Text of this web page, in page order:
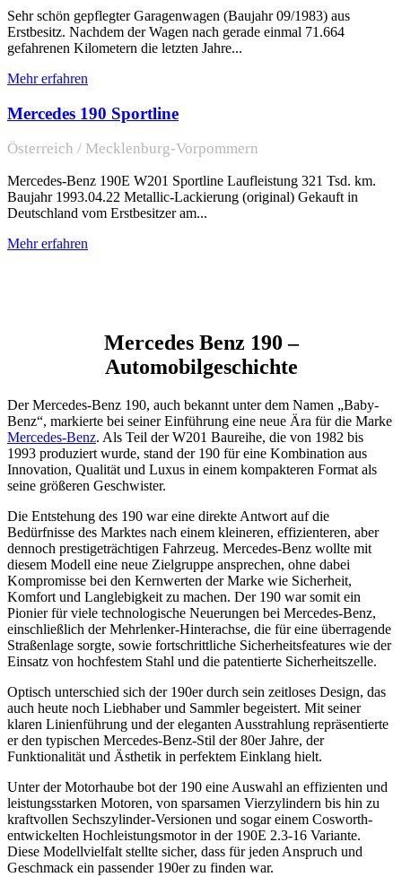
Sehr schön gepflegter Garagenwagen (Baujahr 09/1983) aus
Erstbesitz. Nachdem der Wagen nach gerade einmal 71.664
gefahrenen Kilometern die letzten Jahre...
Mehr erfahren
Mercedes 190 Sportline
Österreich / Mecklenburg-Vorpommern
Mercedes-Benz 190E W201 Sportline Laufleistung 321 Tsd. km.
Baujahr 1993.04.22 Metallic-Lackierung (original) Gekauft in
Deutschland vom Erstbesitzer am...
Mehr erfahren
Mercedes Benz 190 –
Automobilgeschichte
Der Mercedes-Benz 190, auch bekannt unter dem Namen „Baby-
Benz“, markierte bei seiner Einführung eine neue Ära für die Marke
Mercedes-Benz. Als Teil der W201 Baureihe, die von 1982 bis
1993 produziert wurde, stand der 190 für eine Kombination aus
Innovation, Qualität und Luxus in einem kompakteren Format als
seine größeren Geschwister.
Die Entstehung des 190 war eine direkte Antwort auf die
Bedürfnisse des Marktes nach einem kleineren, effizienteren, aber
dennoch prestigeträchtigen Fahrzeug. Mercedes-Benz wollte mit
diesem Modell eine neue Zielgruppe ansprechen, ohne dabei
Kompromisse bei den Kernwerten der Marke wie Sicherheit,
Komfort und Langlebigkeit zu machen. Der 190 war somit ein
Pionier für viele technologische Neuerungen bei Mercedes-Benz,
einschließlich der Mehrlenker-Hinterachse, die für eine überragende
Straßenlage sorgte, sowie fortschrittliche Sicherheitsfeatures wie der
Einsatz von hochfestem Stahl und die patentierte Sicherheitszelle.
Optisch unterschied sich der 190er durch sein zeitloses Design, das
auch heute noch Liebhaber und Sammler begeistert. Mit seiner
klaren Linienführung und der eleganten Ausstrahlung repräsentierte
er den typischen Mercedes-Benz-Stil der 80er Jahre, der
Funktionalität und Ästhetik in perfektem Einklang hielt.
Unter der Motorhaube bot der 190 eine Auswahl an effizienten und
leistungsstarken Motoren, von sparsamen Vierzylindern bis hin zu
kraftvollen Sechszylinder-Versionen und sogar einem Cosworth-
entwickelten Hochleistungsmotor in der 190E 2.3-16 Variante.
Diese Modellvielfalt stellte sicher, dass für jeden Anspruch und
Geschmack ein passender 190er zu finden war.